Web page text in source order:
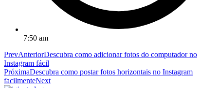
7:50 am
PrevAnteriorDescubra como adicionar fotos do computador no
Instagram fácil
PróximaDescubra como postar fotos horizontais no Instagram
facilmenteNext